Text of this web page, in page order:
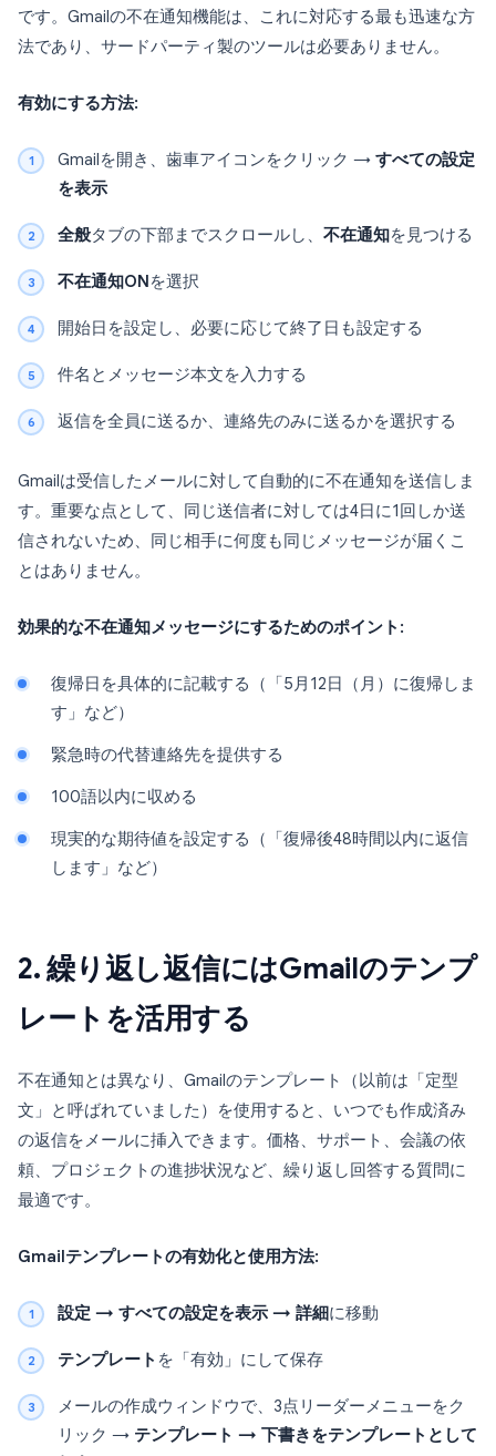
です。Gmailの不在通知機能は、これに対応する最も迅速な方
法であり、サードパーティ製のツールは必要ありません。
有効にする方法:
Gmailを開き、歯車アイコンをクリック → すべての設定
を表示
全般タブの下部までスクロールし、 不在通知を見つける
不在通知ON を選択
開始日を設定し、必要に応じて終了日も設定する
件名とメッセージ本文を入力する
返信を全員に送るか、連絡先のみに送るかを選択する
Gmailは受信したメールに対して自動的に不在通知を送信しま
す。重要な点として、同じ送信者に対しては4日に1回しか送
信されないため、同じ相手に何度も同じメッセージが届くこ
とはありません。
効果的な不在通知メッセージにするためのポイント:
復帰日を具体的に記載する（「5月12日（月）に復帰しま
す」など）
緊急時の代替連絡先を提供する
100語以内に収める
現実的な期待値を設定する（「復帰後48時間以内に返信
します」など）
2. 繰り返し返信にはGmailのテンプ
レートを活用する
不在通知とは異なり、Gmailのテンプレート（以前は「定型
文」と呼ばれていました）を使用すると、いつでも作成済み
の返信をメールに挿入できます。価格、サポート、会議の依
頼、プロジェクトの進捗状況など、繰り返し回答する質問に
最適です。
Gmailテンプレートの有効化と使用方法:
設定 → すべての設定を表示 → 詳細に移動
テンプレート を「有効」にして保存
メールの作成ウィンドウで、3点リーダーメニューをク
リック → テンプレート → 下書きをテンプレートとして